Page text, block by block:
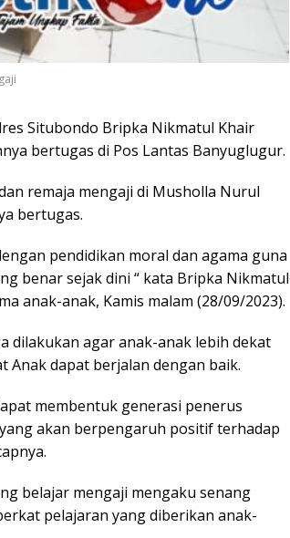
Situbondo Bripka Nikmatul Khair
bertugas di Pos Lantas Banyuglugur.
remaja mengaji di Musholla Nurul
bertugas.
pendidikan moral dan agama guna
benar sejak dini “ kata Bripka Nikmatul
anak-anak, Kamis malam (28/09/2023).
dilakukan agar anak-anak lebih dekat
Anak dapat berjalan dengan baik.
membentuk generasi penerus
akan berpengaruh positif terhadap
belajar mengaji mengaku senang
pelajaran yang diberikan anak-